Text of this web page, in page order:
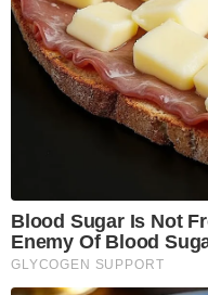
Blood Sugar Is Not
Enemy Of Blood
GLYCOGEN SUPPORT